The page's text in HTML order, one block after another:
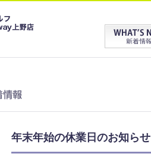
年末年始の休業日のお知らせ